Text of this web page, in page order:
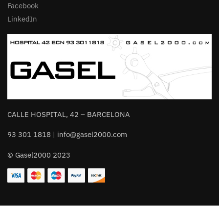
Facebook
LinkedIn
CALLE HOSPITAL, 42 – BARCELONA
93 301 1818 | info@gasel2000.com
© Gasel2000 2023